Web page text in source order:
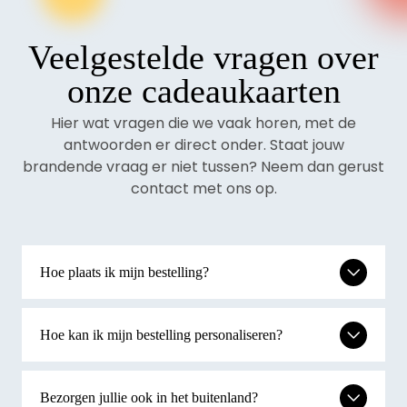
Douglas giftcard wilt zetten, variërend van €10,00
tot €150,00. Hierdoor is de Douglas bon geschikt
als klein gebaar of als groot cadeau voor
bijvoorbeeld een verjaardag of huwelijk.
Bij Cadeaukaarten.nl kun je de Douglas bon
eenvoudig online bestellen. Je hebt ook de optie
om de cadeaukaart in luxe cadeauverpakking te
laten inpakken en een persoonlijke boodschap toe
Een wereld van geuren en
kleuren met de Douglas
cadeaukaart
Je kunt iemand een cadeau van geuren, kleuren
en huidverzorging geven met de Douglas
Veelgestelde vragen over
onze cadeaukaarten
Hier wat vragen die we vaak horen, met de
antwoorden er direct onder. Staat jouw
brandende vraag er niet tussen? Neem dan gerust
contact met ons op.
Hoe plaats ik mijn bestelling?
Hoe kan ik mijn bestelling personaliseren?
Bezorgen jullie ook in het buitenland?